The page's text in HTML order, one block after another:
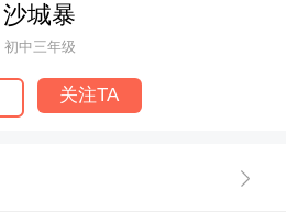
沙城暴
初中三年级
关注TA